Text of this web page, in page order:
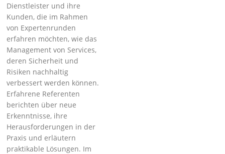
Dienstleister und ihre
Kunden, die im Rahmen
von Expertenrunden
erfahren möchten, wie das
Management von Services,
deren Sicherheit und
Risiken nachhaltig
verbessert werden können.
Erfahrene Referenten
berichten über neue
Erkenntnisse, ihre
Herausforderungen in der
Praxis und erläutern
praktikable Lösungen. Im